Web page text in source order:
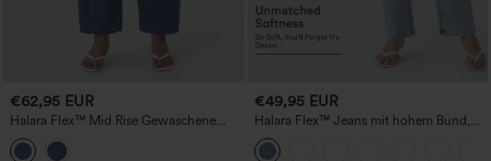
€62,95 EUR
Halara Flex™ Mid Rise Gewaschene
Lässige Barrel Leg Jeans mit Taschen
€49,95 EUR
Halara Flex™ Jeans mit hohem Bund,
Reißverschlusstaschen und geradem
Bein — lässige Alltagsjeans